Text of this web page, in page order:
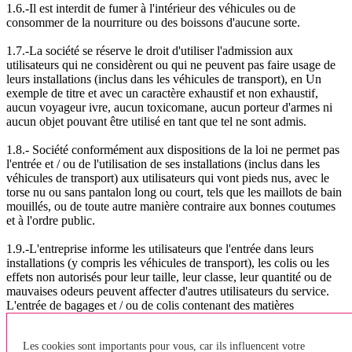
1.6.-Il est interdit de fumer à l'intérieur des véhicules ou de
consommer de la nourriture ou des boissons d'aucune sorte.
1.7.-La société se réserve le droit d'utiliser l'admission aux
utilisateurs qui ne considèrent ou qui ne peuvent pas faire usage de
leurs installations (inclus dans les véhicules de transport), en Un
exemple de titre et avec un caractère exhaustif et non exhaustif,
aucun voyageur ivre, aucun toxicomane, aucun porteur d'armes ni
aucun objet pouvant être utilisé en tant que tel ne sont admis.
1.8.- Société conformément aux dispositions de la loi ne permet pas
l'entrée et / ou de l'utilisation de ses installations (inclus dans les
véhicules de transport) aux utilisateurs qui vont pieds nus, avec le
torse nu ou sans pantalon long ou court, tels que les maillots de bain
mouillés, ou de toute autre manière contraire aux bonnes coutumes
et à l'ordre public.
1.9.-L'entreprise informe les utilisateurs que l'entrée dans leurs
installations (y compris les véhicules de transport), les colis ou les
effets non autorisés pour leur taille, leur classe, leur quantité ou de
mauvaises odeurs peuvent affecter d'autres utilisateurs du service.
L'entrée de bagages et / ou de colis contenant des matières
1.10.-L'entreprise n'autorise pas l'entrée d'animaux dans les
Les cookies sont importants pour vous, car ils influencent votre